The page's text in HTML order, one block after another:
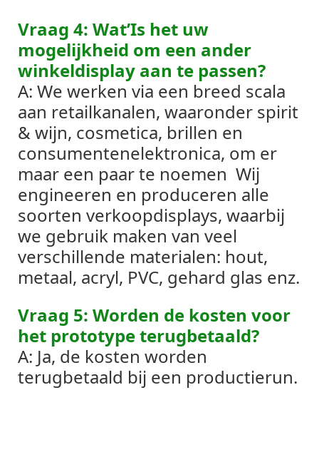
Vraag 4: Wat’Is het uw
mogelijkheid om een ​​ander
winkeldisplay aan te passen?
A: We werken via een breed scala
aan retailkanalen, waaronder spirit
& wijn, cosmetica, brillen en
consumentenelektronica, om er
maar een paar te noemen Wij
engineeren en produceren alle
soorten verkoopdisplays, waarbij
we gebruik maken van veel
verschillende materialen: hout,
metaal, acryl, PVC, gehard glas enz.
Vraag 5: Worden de kosten voor
het prototype terugbetaald?
A: Ja, de kosten worden
terugbetaald bij een productierun.